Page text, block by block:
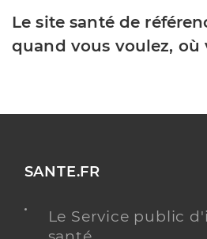
Le site santé de
quand vous voulez, où
SANTE.FR
Le Service public